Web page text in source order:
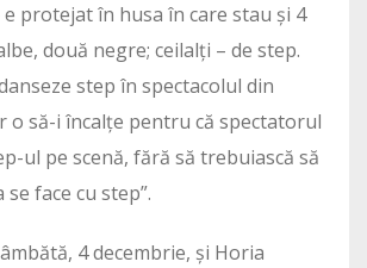
protejat în husa în care stau și 4
două negre; ceilalți – de step.
step în spectacolul din
o să-i încalțe pentru că spectatorul
ul pe scenă, fără să trebuiască să
se face cu step”.
4 decembrie, și Horia